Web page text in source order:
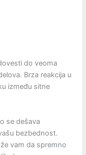
do veoma
Brza reakcija u
između sitne
se dešava
bezbednost.
vam da spremno